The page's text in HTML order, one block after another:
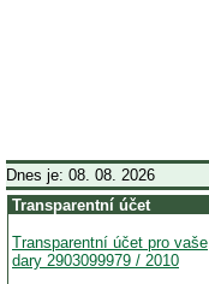
Dnes je: 08. 08. 2026
Transparentní účet
Transparentní účet pro vaše
dary 2903099979 / 2010